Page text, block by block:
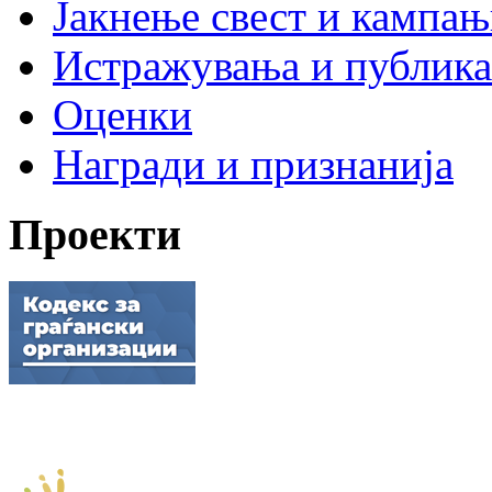
Јакнење свест и
Истражувања и
Оценки
Награди и признанија
Проекти